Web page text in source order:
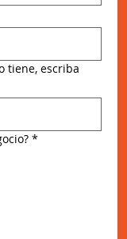
tiene, escriba
*